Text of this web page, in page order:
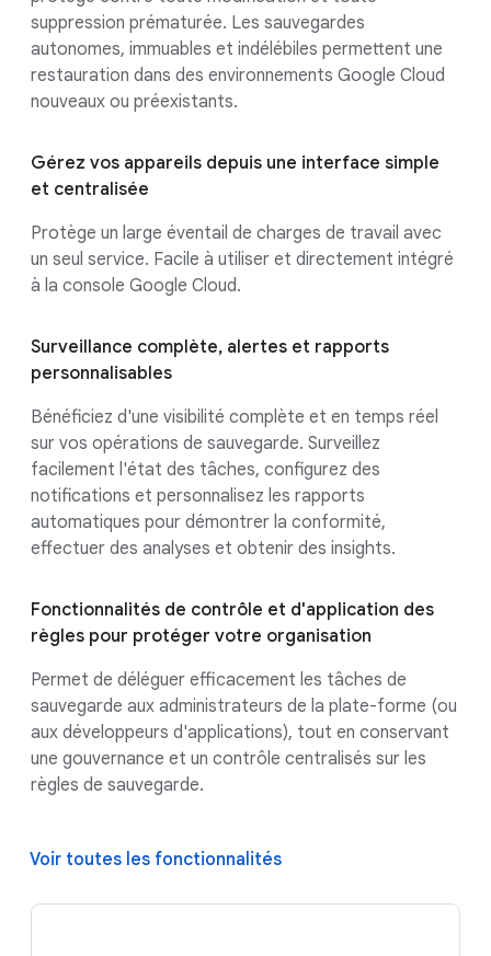
suppression prématurée. Les sauvegardes
autonomes, immuables et indélébiles permettent une
restauration dans des environnements Google Cloud
nouveaux ou préexistants.
Gérez vos appareils depuis une interface simple
et centralisée
Protège un large éventail de charges de travail avec
un seul service. Facile à utiliser et directement intégré
à la console Google Cloud.
Surveillance complète, alertes et rapports
personnalisables
Bénéficiez d'une visibilité complète et en temps réel
sur vos opérations de sauvegarde. Surveillez
facilement l'état des tâches, configurez des
notifications et personnalisez les rapports
automatiques pour démontrer la conformité,
effectuer des analyses et obtenir des insights.
Fonctionnalités de contrôle et d'application des
règles pour protéger votre organisation
Permet de déléguer efficacement les tâches de
sauvegarde aux administrateurs de la plate-forme (ou
aux développeurs d'applications), tout en conservant
une gouvernance et un contrôle centralisés sur les
règles de sauvegarde.
Voir toutes les fonctionnalités